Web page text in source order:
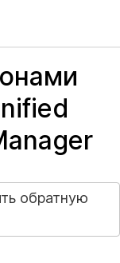
обратную